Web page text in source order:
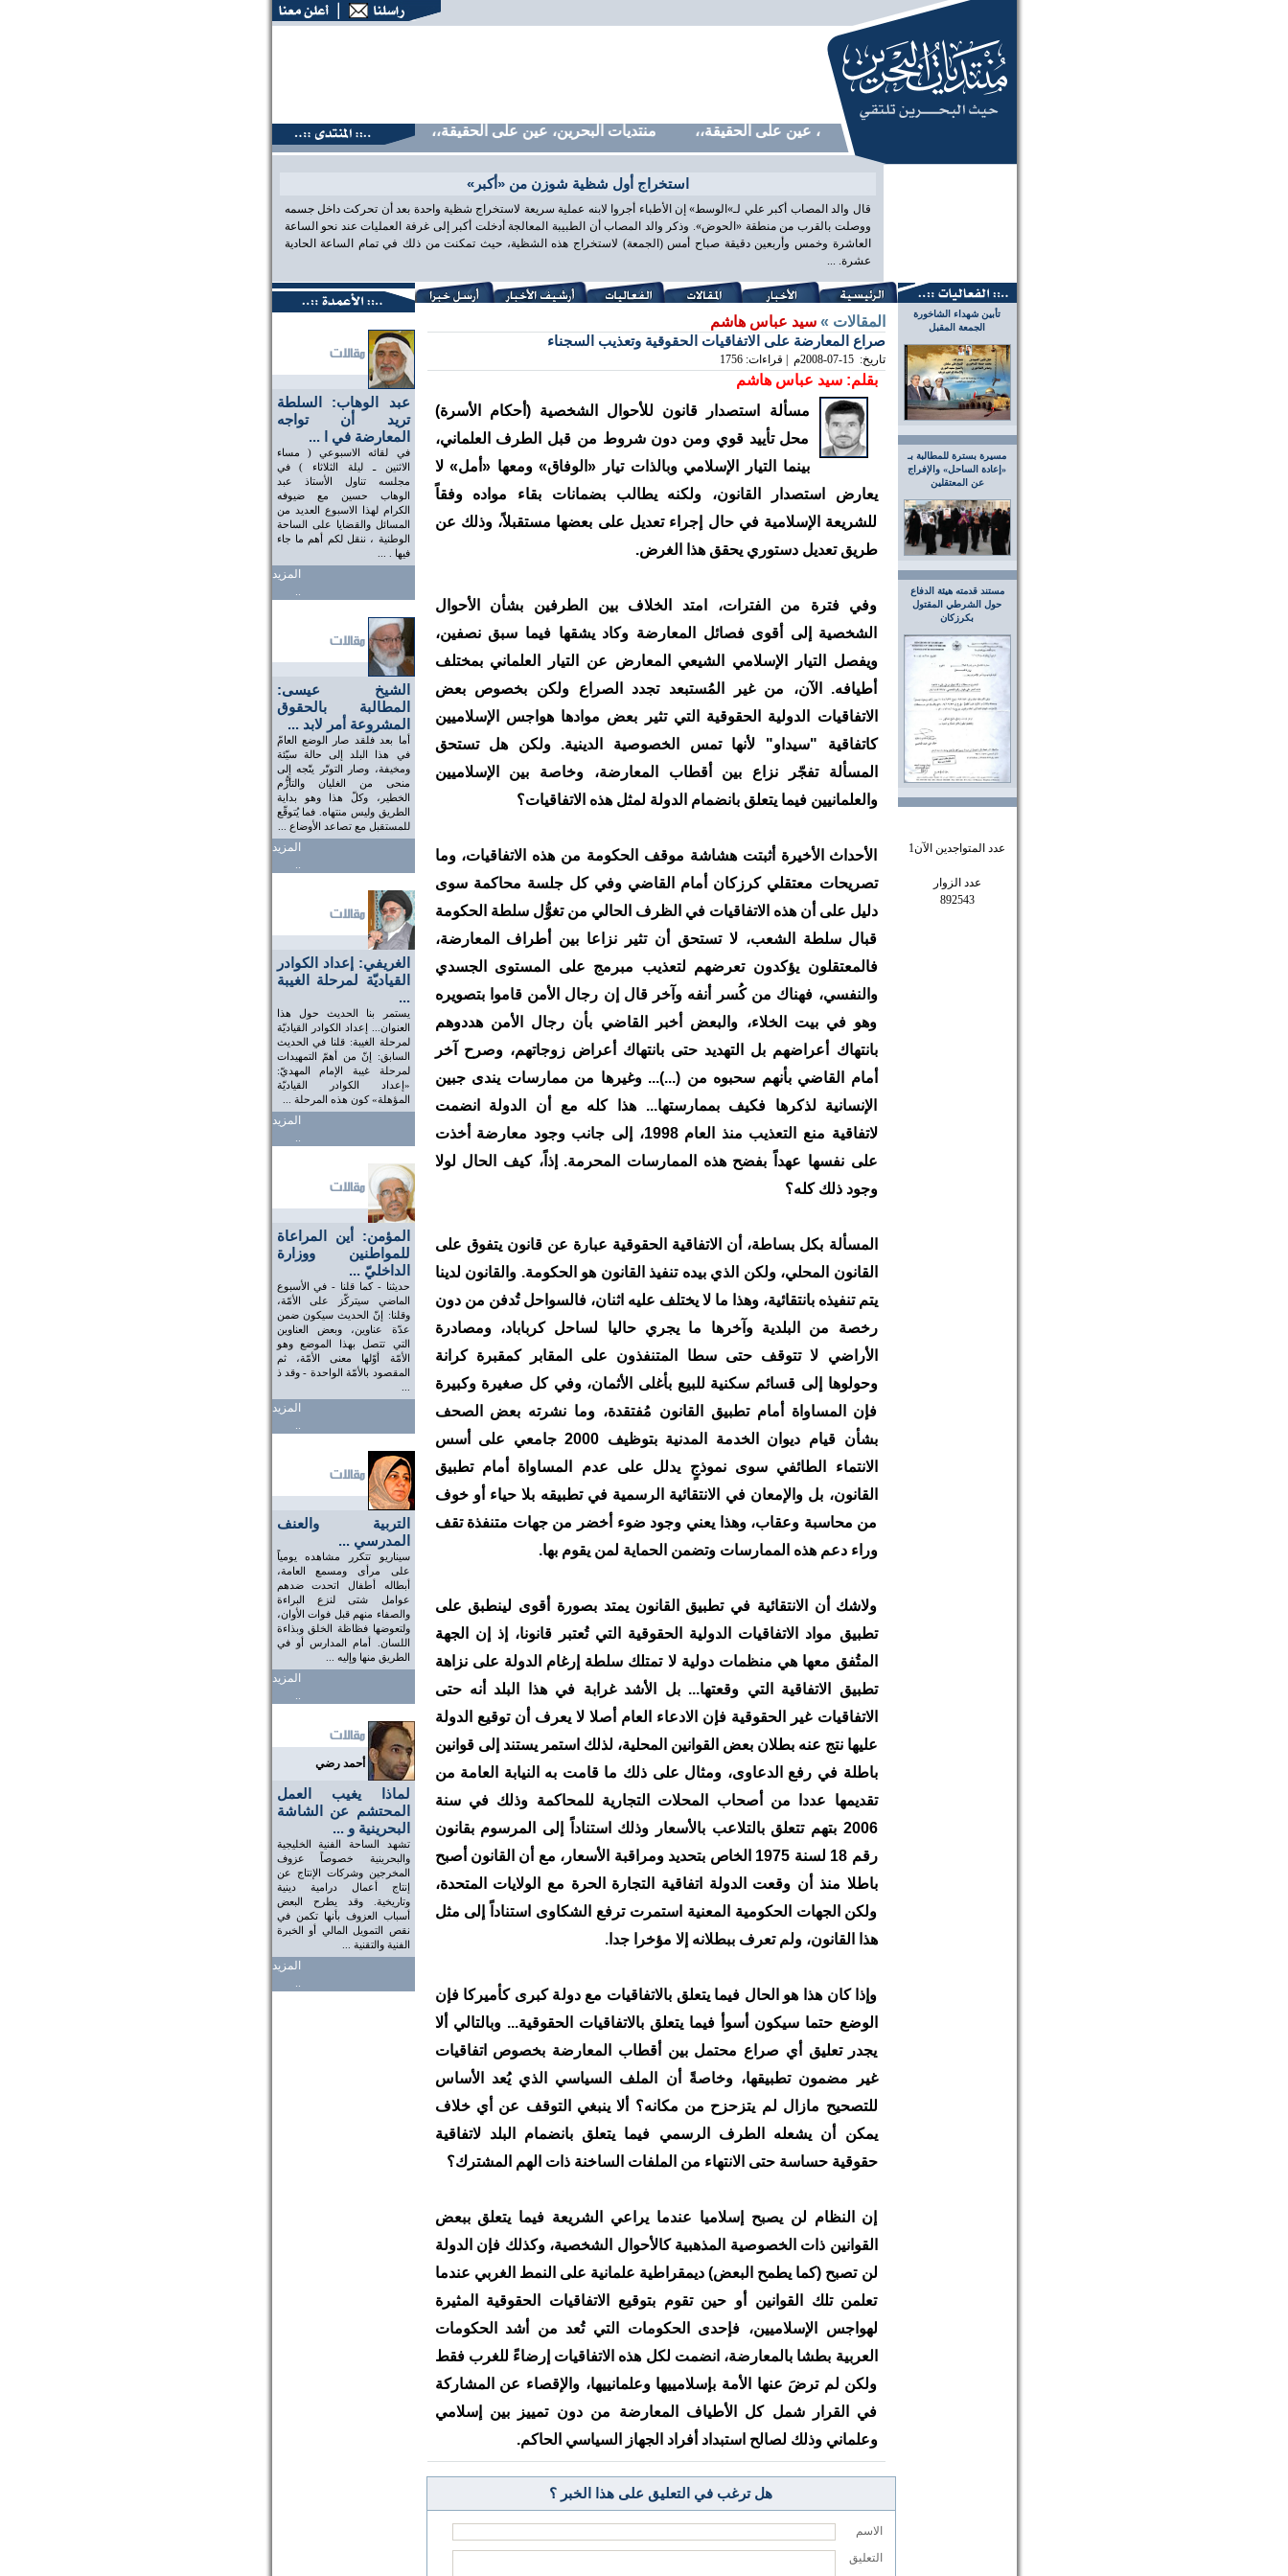
منتديات البحرين، عين على الحقيقة،، منتديات البحرين، عين على الحقيقة،، منتديات البحرين، عين على الحقيقة،، منتديات البحرين، عين على
استخراج أول شظية شوزن من «أكبر»
قال والد المصاب أكبر علي لـ»الوسط» إن الأطباء أجروا لابنه عملية سريعة لاستخراج شظية واحدة بعد أن تحركت داخل جسمه
ووصلت بالقرب من منطقة «الحوض». وذكر والد المصاب أن الطبيبة المعالجة أدخلت أكبر إلى غرفة العمليات عند نحو الساعة
العاشرة وخمس وأربعين دقيقة صباح أمس (الجمعة) لاستخراج هذه الشظية، حيث تمكنت من ذلك في تمام الساعة الحادية
عشرة. ...
تأبين شهداء الشاخورة
الجمعة المقبل
مسيرة بسترة للمطالبة بـ
«إعادة الساحل» والإفراج
عن المعتقلين
مستند قدمته هيئة الدفاع
حول الشرطي المقتول
بكرزكان
عدد المتواجدين الآن1
عدد الزوار
892543
عبد الوهاب: السلطة
تريد أن تواجه
المعارضة في ا ...
في لقائه الاسبوعي ( مساء
الاثنين ـ ليلة الثلاثاء ) في
مجلسه تناول الأستاذ عبد
الوهاب حسين مع ضيوفه
الكرام لهذا الاسبوع العديد من
المسائل والقضايا على الساحة
الوطنية ، ننقل لكم أهم ما جاء
فيها . ...
المزيد
..
الشيخ عيسى:
المطالبة بالحقوق
المشروعة أمر لابد ...
أما بعد فلقد صار الوضع العامّ
في هذا البلد إلى حالة سيّئة
ومخيفة، وصار التوتّر يتّجه إلى
منحى من الغليان والتأزُّم
الخطير، وكلّ هذا وهو بداية
الطريق وليس منتهاه. فما يُتوقّع
للمستقبل مع تصاعد الأوضاع ...
المزيد
..
الغريفي: إعداد الكوادر
القياديّة لمرحلة الغيبة
...
يستمر بنا الحديث حول هذا
العنوان... إعداد الكوادر القياديّة
لمرحلة الغيبة: قلنا في الحديث
السابق: إنّ من أهمّ التمهيدات
لمرحلة غيبة الإمام المهديّ:
«إعداد الكوادر القياديّة
المؤهلة» كون هذه المرحلة ...
المزيد
..
المؤمن: أين المراعاة
للمواطنين ووزارة
الداخليّ ...
حديثنا - كما قلنا - في الأسبوع
الماضي سيتركّز على الأمّة،
وقلنا: إنّ الحديث سيكون ضمن
عدّة عناوين، وبعض العناوين
التي تتصل بهذا الموضع وهو
الأمّة أوّلها معنى الأمّة، ثم
المقصود بالأمّة الواحدة - وقد ذ
المزيد
..
التربية والعنف
المدرسي ...
سيناريو تتكرر مشاهده يومياً
على مرأى ومسمع العامة،
أبطاله أطفال اتحدت ضدهم
عوامل شتى لنزع البراءة
والصفاء منهم قبل فوات الأوان،
ولتعوضها فظاظة الخلق وبذاءة
اللسان. أمام المدارس أو في
الطريق منها وإليه ...
المزيد
..
أحمد رضي
لماذا يغيب العمل
المحتشم عن الشاشة
البحرينية و ...
تشهد الساحة الفنية الخليجية
والبحرينية خصوصاً عزوف
المخرجين وشركات الإنتاج عن
إنتاج أعمال درامية دينية
وتاريخية. وقد يطرح البعض
أسباب العزوف بأنها تكمن في
نقص التمويل المالي أو الخبرة
الفنية والتقنية ...
المزيد
..
المقالات »سيد عباس هاشم
صراع المعارضة على الاتفاقيات الحقوقية وتعذيب السجناء
تاريخ: 2008-07-15م | قراءات: 1756
بقلم: سيد عباس هاشم
مسألة استصدار قانون للأحوال الشخصية (أحكام الأسرة)
محل تأييد قوي ومن دون شروط من قبل الطرف العلماني،
بينما التيار الإسلامي وبالذات تيار «الوفاق» ومعها «أمل» لا
يعارض استصدار القانون، ولكنه يطالب بضمانات بقاء مواده وفقاً
للشريعة الإسلامية في حال إجراء تعديل على بعضها مستقبلاً، وذلك عن
طريق تعديل دستوري يحقق هذا الغرض.
وفي فترة من الفترات، امتد الخلاف بين الطرفين بشأن الأحوال
الشخصية إلى أقوى فصائل المعارضة وكاد يشقها فيما سبق نصفين،
ويفصل التيار الإسلامي الشيعي المعارض عن التيار العلماني بمختلف
أطيافه. الآن، من غير المُستبعد تجدد الصراع ولكن بخصوص بعض
الاتفاقيات الدولية الحقوقية التي تثير بعض موادها هواجس الإسلاميين
كاتفاقية "سيداو" لأنها تمس الخصوصية الدينية. ولكن هل تستحق
المسألة تفجّر نزاع بين أقطاب المعارضة، وخاصة بين الإسلاميين
والعلمانيين فيما يتعلق بانضمام الدولة لمثل هذه الاتفاقيات؟
الأحداث الأخيرة أثبتت هشاشة موقف الحكومة من هذه الاتفاقيات، وما
تصريحات معتقلي كرزكان أمام القاضي وفي كل جلسة محاكمة سوى
دليل على أن هذه الاتفاقيات في الظرف الحالي من تغوُّل سلطة الحكومة
قبال سلطة الشعب، لا تستحق أن تثير نزاعا بين أطراف المعارضة،
فالمعتقلون يؤكدون تعرضهم لتعذيب مبرمج على المستوى الجسدي
والنفسي، فهناك من كُسر أنفه وآخر قال إن رجال الأمن قاموا بتصويره
وهو في بيت الخلاء، والبعض أخبر القاضي بأن رجال الأمن هددوهم
بانتهاك أعراضهم بل التهديد حتى بانتهاك أعراض زوجاتهم، وصرح آخر
أمام القاضي بأنهم سحبوه من (...)... وغيرها من ممارسات يندى جبين
الإنسانية لذكرها فكيف بممارستها... هذا كله مع أن الدولة انضمت
لاتفاقية منع التعذيب منذ العام 1998، إلى جانب وجود معارضة أخذت
على نفسها عهداً بفضح هذه الممارسات المحرمة. إذاً، كيف الحال لولا
وجود ذلك كله؟
المسألة بكل بساطة، أن الاتفاقية الحقوقية عبارة عن قانون يتفوق على
القانون المحلي، ولكن الذي بيده تنفيذ القانون هو الحكومة. والقانون لدينا
يتم تنفيذه بانتقائية، وهذا ما لا يختلف عليه اثنان، فالسواحل تُدفن من دون
رخصة من البلدية وآخرها ما يجري حاليا لساحل كرباباد، ومصادرة
الأراضي لا تتوقف حتى سطا المتنفذون على المقابر كمقبرة كرانة
وحولوها إلى قسائم سكنية للبيع بأغلى الأثمان، وفي كل صغيرة وكبيرة
فإن المساواة أمام تطبيق القانون مُفتقدة، وما نشرته بعض الصحف
بشأن قيام ديوان الخدمة المدنية بتوظيف 2000 جامعي على أسس
الانتماء الطائفي سوى نموذجٍ يدلل على عدم المساواة أمام تطبيق
القانون، بل والإمعان في الانتقائية الرسمية في تطبيقه بلا حياء أو خوف
من محاسبة وعقاب، وهذا يعني وجود ضوء أخضر من جهات متنفذة تقف
وراء دعم هذه الممارسات وتضمن الحماية لمن يقوم بها.
ولاشك أن الانتقائية في تطبيق القانون يمتد بصورة أقوى لينطبق على
تطبيق مواد الاتفاقيات الدولية الحقوقية التي تُعتبر قانونا، إذ إن الجهة
المتُفق معها هي منظمات دولية لا تمتلك سلطة إرغام الدولة على نزاهة
تطبيق الاتفاقية التي وقعتها... بل الأشد غرابة في هذا البلد أنه حتى
الاتفاقيات غير الحقوقية فإن الادعاء العام أصلا لا يعرف أن توقيع الدولة
عليها نتج عنه بطلان بعض القوانين المحلية، لذلك استمر يستند إلى قوانين
باطلة في رفع الدعاوى، ومثال على ذلك ما قامت به النيابة العامة من
تقديمها عددا من أصحاب المحلات التجارية للمحاكمة وذلك في سنة
2006 بتهم تتعلق بالتلاعب بالأسعار وذلك استناداً إلى المرسوم بقانون
رقم 18 لسنة 1975 الخاص بتحديد ومراقبة الأسعار، مع أن القانون أصبح
باطلا منذ أن وقعت الدولة اتفاقية التجارة الحرة مع الولايات المتحدة،
ولكن الجهات الحكومية المعنية استمرت ترفع الشكاوى استناداً إلى مثل
هذا القانون، ولم تعرف ببطلانه إلا مؤخرا جدا.
وإذا كان هذا هو الحال فيما يتعلق بالاتفاقيات مع دولة كبرى كأميركا فإن
الوضع حتما سيكون أسوأ فيما يتعلق بالاتفاقيات الحقوقية... وبالتالي ألا
يجدر تعليق أي صراع محتمل بين أقطاب المعارضة بخصوص اتفاقيات
غير مضمون تطبيقها، وخاصةً أن الملف السياسي الذي يُعد الأساس
للتصحيح مازال لم يتزحزح من مكانه؟ ألا ينبغي التوقف عن أي خلاف
يمكن أن يشعله الطرف الرسمي فيما يتعلق بانضمام البلد لاتفاقية
حقوقية حساسة حتى الانتهاء من الملفات الساخنة ذات الهم المشترك؟
إن النظام لن يصبح إسلاميا عندما يراعي الشريعة فيما يتعلق ببعض
القوانين ذات الخصوصية المذهبية كالأحوال الشخصية، وكذلك فإن الدولة
لن تصبح (كما يطمح البعض) ديمقراطية علمانية على النمط الغربي عندما
تعلمن تلك القوانين أو حين تقوم بتوقيع الاتفاقيات الحقوقية المثيرة
لهواجس الإسلاميين، فإحدى الحكومات التي تُعد من أشد الحكومات
العربية بطشا بالمعارضة، انضمت لكل هذه الاتفاقيات إرضاءً للغرب فقط
ولكن لم ترضَ عنها الأمة بإسلامييها وعلمانييها، والإقصاء عن المشاركة
في القرار شمل كل الأطياف المعارضة من دون تمييز بين إسلامي
وعلماني وذلك لصالح استبداد أفراد الجهاز السياسي الحاكم.
هل ترغب في التعليق على هذا الخبر ؟
الاسم
التعليق